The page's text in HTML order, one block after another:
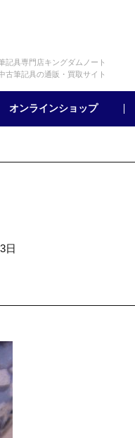
記具専門店キングダムノート
古筆記具の通販・買取サイト
オンラインショップ
日